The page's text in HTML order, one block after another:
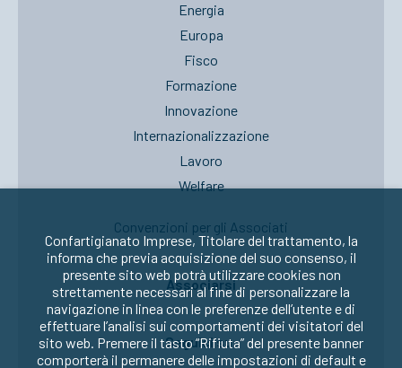
Energia
Europa
Fisco
Formazione
Innovazione
Internazionalizzazione
Lavoro
Welfare
Convenzioni per gli Associati
Associarsi
Seguici su:
Confartigianato Imprese, Titolare del trattamento, la
informa che previa acquisizione del suo consenso, il
presente sito web potrà utilizzare cookies non
strettamente necessari al fine di personalizzare la
navigazione in linea con le preferenze dell’utente e di
effettuare l’analisi sui comportamenti dei visitatori del
sito web. Premere il tasto “Rifiuta” del presente banner
comporterà il permanere delle impostazioni di default e